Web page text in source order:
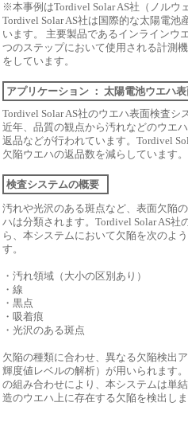
※本事例はTordivel Solar AS社（ノルウ
Tordivel Solar AS社は国際的な太陽電
います。 主要製品であるインラインウ
つのステップにおいて使用される計測
をしています。
アプリケーション ： 太陽電池ウエハ
Tordivel Solar AS社のウエハ表面検査シ
近年、品質の観点から汚れなどのウエ
返品などが行われています。Tordivel
欠陥ウエハの返品数を減らしています。
検査システムの概要
汚れや光沢のある斑点など、表面欠陥
ハは分類されます。Tordivel Solar AS社
ら、本システムにおいて欠陥を次のよ
す。
・汚れ領域（大小の区別あり）
・線
・黒点
・吸着痕
・光沢のある斑点
欠陥の種類に合わせ、異なる欠陥検出
輝度値レベルの解析）が用いられます
の組み合わせにより、本システムは単
造のウエハ上に存在する欠陥を検出しま